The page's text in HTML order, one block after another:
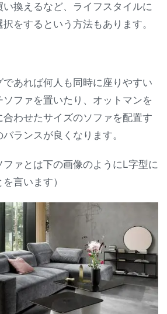
換えるなど、ライフスタイルに
をするという方法もあります。
あれば何人も同時に座りやすい
ファを置いたり、オットマンを
わせたサイズのソファを配置す
ランスが良くなります。
ファとは下の画像のようにL字型に
言います）